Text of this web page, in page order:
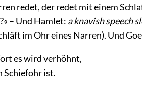
redet, der redet mit einem
– Und Hamlet: a knavish speech
im Ohr eines Narren). Und
es wird verhöhnt,
Schiefohr ist.